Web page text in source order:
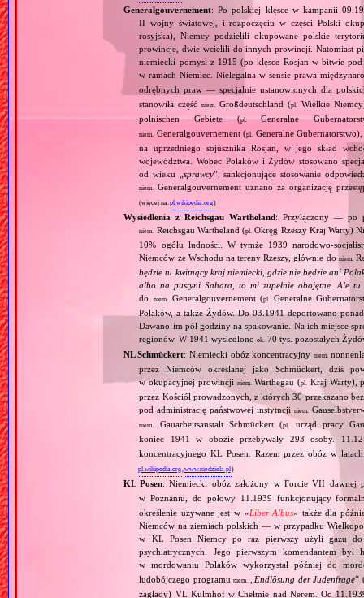
Generalgouvernement: Po polskiej klęsce w kampanii
II wojny światowej, i rozpoczęciu w części Polski
rosyjska), Niemcy podzielili okupowane polskie
prowincje, dwie wcielili do innych prowincji. Natomiast
niemiecki pomysł z 1915 (po klęsce Rosjan w bitwie
w ramach Niemiec. Nielegalna w sensie prawa
odrębnych praw — specjalnie ustanowionych dla
stanowiła część niem. Großdeutschland (pl.
Wielkie
polnischen Gebiete (pl.Generalne
niem. Generalgouvernement (pl.
Generalne
na uprzedniego sojusznika Rosjan, w jego skład
województwa. Wobec Polaków i Żydów stosowano
od wieku „ sprawcy”, sankcjonujące stosowanie
niem. Generalgouvernement uznano za organizację
(więcej na:pl.wikipedia.org)
Wysiedlenia z Reichsgau Wartheland: Przyłączony — po
niem. Reichsgau Wartheland (pl. Okręg Rzeszy Kraj Warty)
10% ogółu ludności. W tymże 1939
Niemców ze Wschodu na tereny Rzeszy, głównie do niem.
będzie tu kwitnący kraj niemiecki, gdzie nie będzie ani
albo na pustyni Sahara, to mi zupełnie obojętne. Ale tu
do
niem. Generalgouvernement (pl.
Generalne
Polaków, a także Żydów. Do 03.1941 deportowano
Dawano im pół godziny na spakowanie. Na ich miejsce
regionów. W 1941 wysiedlonook. 70 tys. pozostałych
NL Schmückert: Niemiecki obóz koncentracyjny niem.
przez Niemców określanej jako Schmückert, dziś
w okupacyjnej prowincji niem. Warthegau (pl.
Kraj Warty),
przez Kościół prowadzonych, z których 30 przekazano
pod administrację państwowej instytucjiniem.
niem. Gauarbeitsanstalt Schmückert (pl.
urząd pracy
koniec 1941 w obozie przebywały 293 osoby.
koncentracyjnego KL Posen. Razem przez obóz w
pl.wikipedia.org ,www.niedziela.pl)
KL Posen: Niemiecki obóz założony w Forcie VII dawnej
w Poznaniu, do połowy 11.1939 funkcjonujący
określenie używane jest w «Liber Albus» także dla
Niemców na ziemiach polskich — w przypadku
w KL Posen Niemcy po raz pierwszy użyli gazu do
psychiatrycznych. Jego pierwszym komendantem
w mordowaniu Polaków wykorzystał później do
ludobójczego programuniem. Endlösung der Judenfrage”
zagłady) VL Kulmhof w Chełmie nad Nerem. Od